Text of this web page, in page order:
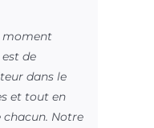
moment
de
dans le
et tout en
Notre